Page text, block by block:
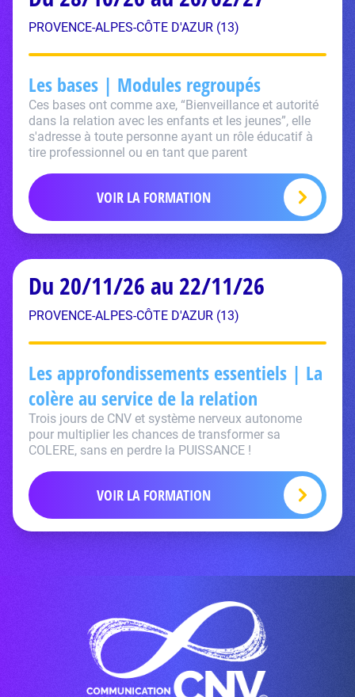
PROVENCE-ALPES-CÔTE D'AZUR (13)
Les bases | Modules regroupés
Ces bases ont comme axe, “Bienveillance et autorité
dans la relation avec les enfants et les jeunes”, elle
s'adresse à toute personne ayant un rôle éducatif à
tire professionnel ou en tant que parent
VOIR LA FORMATION
Du 20/11/26 au 22/11/26
PROVENCE-ALPES-CÔTE D'AZUR (13)
Les approfondissements essentiels | La
colère au service de la relation
Trois jours de CNV et système nerveux autonome
pour multiplier les chances de transformer sa
COLERE, sans en perdre la PUISSANCE !
VOIR LA FORMATION